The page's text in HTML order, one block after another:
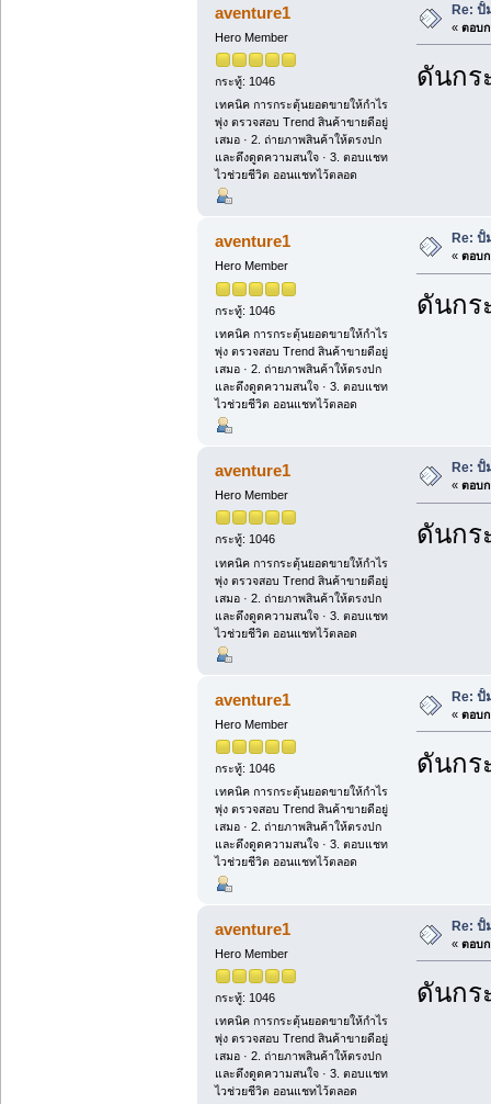
aventure1
Hero Member
กระทู้: 1046
เทคนิค การกระตุ้นยอดขายให้กำไร
พุ่ง ตรวจสอบ Trend สินค้าขายดีอยู่
เสมอ · 2. ถ่ายภาพสินค้าให้ตรงปก
และดึงดูดความสนใจ · 3. ตอบแชท
ไวช่วยชีวิต ออนแชทไว้ตลอด
Re: ปั้
« ตอบก
ดันก
aventure1
Hero Member
กระทู้: 1046
เทคนิค การกระตุ้นยอดขายให้กำไร
พุ่ง ตรวจสอบ Trend สินค้าขายดีอยู่
เสมอ · 2. ถ่ายภาพสินค้าให้ตรงปก
และดึงดูดความสนใจ · 3. ตอบแชท
ไวช่วยชีวิต ออนแชทไว้ตลอด
Re: ปั้
« ตอบก
ดันก
aventure1
Hero Member
กระทู้: 1046
เทคนิค การกระตุ้นยอดขายให้กำไร
พุ่ง ตรวจสอบ Trend สินค้าขายดีอยู่
เสมอ · 2. ถ่ายภาพสินค้าให้ตรงปก
และดึงดูดความสนใจ · 3. ตอบแชท
ไวช่วยชีวิต ออนแชทไว้ตลอด
Re: ปั้
« ตอบก
ดันก
aventure1
Hero Member
กระทู้: 1046
เทคนิค การกระตุ้นยอดขายให้กำไร
พุ่ง ตรวจสอบ Trend สินค้าขายดีอยู่
เสมอ · 2. ถ่ายภาพสินค้าให้ตรงปก
และดึงดูดความสนใจ · 3. ตอบแชท
ไวช่วยชีวิต ออนแชทไว้ตลอด
Re: ปั้
« ตอบก
ดันก
aventure1
Hero Member
กระทู้: 1046
เทคนิค การกระตุ้นยอดขายให้กำไร
พุ่ง ตรวจสอบ Trend สินค้าขายดีอยู่
เสมอ · 2. ถ่ายภาพสินค้าให้ตรงปก
และดึงดูดความสนใจ · 3. ตอบแชท
ไวช่วยชีวิต ออนแชทไว้ตลอด
Re: ปั้
« ตอบก
ดันก